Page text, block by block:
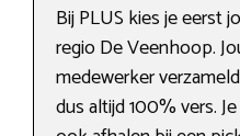
Bij PLUS kies je eerst
regio De Veenhoop.
medewerker
dus altijd 100% vers.